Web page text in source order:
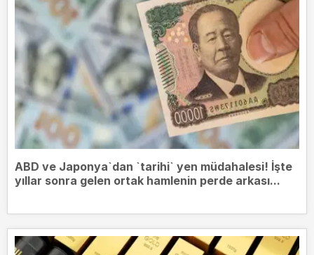
ABD ve Japonya`dan `tarihi` yen müdahalesi! İşte
yıllar sonra gelen ortak hamlenin perde arkası...